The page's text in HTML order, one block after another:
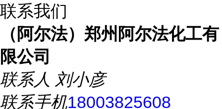
联系我们
（阿尔法）郑州阿尔法化工有
限公司
联系人 刘小彦
联系手机18003825608